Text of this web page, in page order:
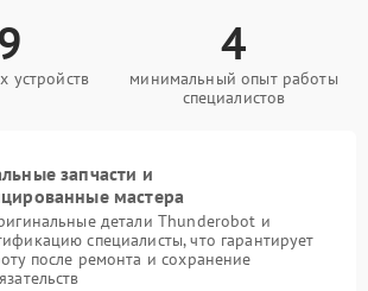
устройств
4
минимальный опыт работы
специалистов
запчасти и
мастера
детали Thunderobot и
специалисты, что гарантирует
после ремонта и сохранение